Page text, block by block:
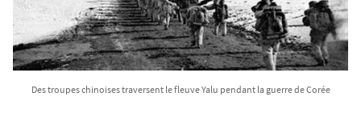
Des troupes chinoises traversent le fleuve Yalu pendant la guerre de Corée